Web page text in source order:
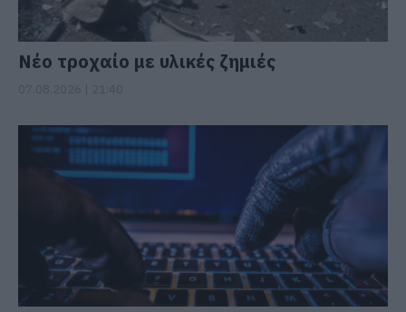
Νέο τροχαίο με υλικές ζημιές